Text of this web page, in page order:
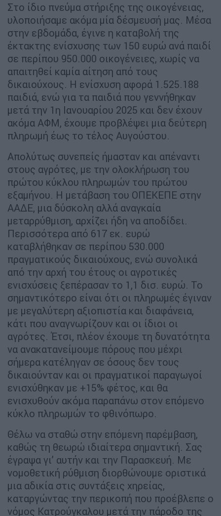
Στο ίδιο πνεύμα στήριξης της οικογένειας,
υλοποιήσαμε ακόμα μία δέσμευσή μας. Μέσα
στην εβδομάδα, έγινε η καταβολή της
έκτακτης ενίσχυσης των 150 ευρώ ανά παιδί
σε περίπου 950.000 οικογένειες, χωρίς να
απαιτηθεί καμία αίτηση από τους
δικαιούχους. Η ενίσχυση αφορά 1.525.188
παιδιά, ενώ για τα παιδιά που γεννήθηκαν
μετά την 1η Ιανουαρίου 2025 και δεν έχουν
ακόμα ΑΦΜ, έχουμε προβλέψει μια δεύτερη
πληρωμή έως το τέλος Αυγούστου.
Απολύτως συνεπείς ήμασταν και απέναντι
στους αγρότες, με την ολοκλήρωση του
πρώτου κύκλου πληρωμών του πρώτου
εξαμήνου. Η μετάβαση του ΟΠΕΚΕΠΕ στην
ΑΑΔΕ, μια δύσκολη αλλά αναγκαία
μεταρρύθμιση, αρχίζει ήδη να αποδίδει.
Περισσότερα από 617 εκ. ευρώ
καταβλήθηκαν σε περίπου 530.000
πραγματικούς δικαιούχους, ενώ συνολικά
από την αρχή του έτους οι αγροτικές
ενισχύσεις ξεπέρασαν το 1,1 δισ. ευρώ. Το
σημαντικότερο είναι ότι οι πληρωμές έγιναν
με μεγαλύτερη αξιοπιστία και διαφάνεια,
κάτι που αναγνωρίζουν και οι ίδιοι οι
αγρότες. Έτσι, πλέον έχουμε τη δυνατότητα
να ανακατανείμουμε πόρους που μέχρι
σήμερα κατέληγαν σε όσους δεν τους
δικαιούνταν και οι πραγματικοί παραγωγοί
ενισχύθηκαν με +15% φέτος, και θα
ενισχυθούν ακόμα παραπάνω στον επόμενο
κύκλο πληρωμών το φθινόπωρο.
Θέλω να σταθώ στην επόμενη παρέμβαση,
καθώς τη θεωρώ ιδιαίτερα σημαντική. Σας
έγραψα γι’ αυτήν και την Παρασκευή. Με
νομοθετική ρύθμιση διορθώνουμε οριστικά
μια αδικία στις συντάξεις χηρείας,
καταργώντας την περικοπή που προέβλεπε ο
νόμος Κατρούγκαλου μετά την πάροδο της